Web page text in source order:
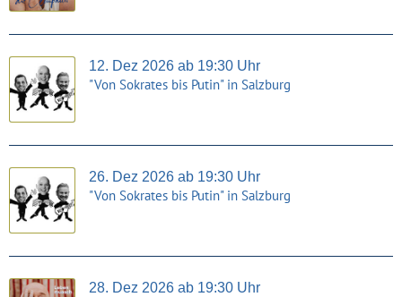
12. Dez 2026 ab 19:30 Uhr
"Von Sokrates bis Putin" in Salzburg
26. Dez 2026 ab 19:30 Uhr
"Von Sokrates bis Putin" in Salzburg
28. Dez 2026 ab 19:30 Uhr